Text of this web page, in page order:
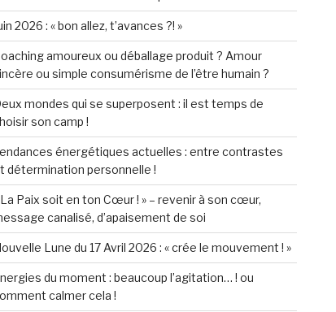
2026 : « bon allez, t’avances ?! »
amoureux ou déballage produit ? Amour
ou simple consumérisme de l’être humain ?
mondes qui se superposent : il est temps de
son camp !
énergétiques actuelles : entre contrastes
détermination personnelle !
La Paix soit en ton Cœur ! » – revenir à son cœur,
canalisé, d’apaisement de soi
Lune du 17 Avril 2026 : « crée le mouvement ! »
du moment : beaucoup l’agitation… ! ou
calmer cela !